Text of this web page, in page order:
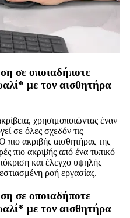
σε οποιαδήποτε
με τον αισθητήρα
χρησιμοποιώντας έναν
σε όλες σχεδόν τις
πιο ακριβής αισθητήρας της
πιο ακριβής από ένα τυπικό
και έλεγχο υψηλής
ροή εργασίας.
σε οποιαδήποτε
με τον αισθητήρα